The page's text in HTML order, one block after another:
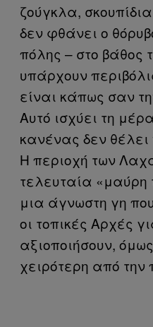
ζούγκλα,
δεν φθάνει ο
πόλης – στο βάθος
υπάρχουν
είναι κάπως σαν
Αυτό ισχύει τη
κανένας δεν θέλει
Η περιοχή των
τελευταία «μαύρη
μια άγνωστη γη
οι τοπικές Αρχές
αξιοποιήσουν,
χειρότερη από την